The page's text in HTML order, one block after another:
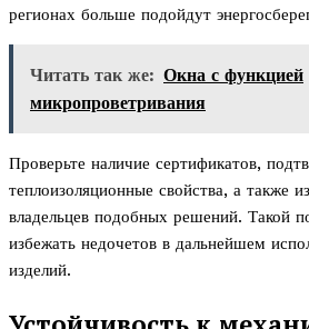
регионах больше подойдут
Читать так же: Окна с функцией
микропроветривания
Проверьте наличие сертификатов,
теплоизоляционные свойства, а также
владельцев подобных решений. Такой
избежать недочетов в дальнейшем
изделий.